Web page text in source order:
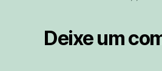
Deixe um